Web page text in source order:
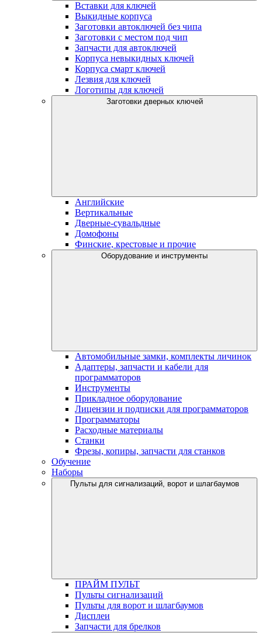
Вставки для ключей
Выкидные корпуса
Заготовки автоключей без чипа
Заготовки с местом под чип
Запчасти для автоключей
Корпуса невыкидных ключей
Корпуса смарт ключей
Лезвия для ключей
Логотипы для ключей
Заготовки дверных ключей
Английские
Вертикальные
Дверные-сувальдные
Домофоны
Финские, крестовые и прочие
Оборудование и инструменты
Автомобильные замки, комплекты личинок
Адаптеры, запчасти и кабели для
программаторов
Инструменты
Прикладное оборудование
Лицензии и подписки для программаторов
Программаторы
Расходные материалы
Станки
Фрезы, копиры, запчасти для станков
Обучение
Наборы
Пульты для сигнализаций, ворот и шлагбаумов
ПРАЙМ ПУЛЬТ
Пульты сигнализаций
Пульты для ворот и шлагбаумов
Дисплеи
Запчасти для брелков